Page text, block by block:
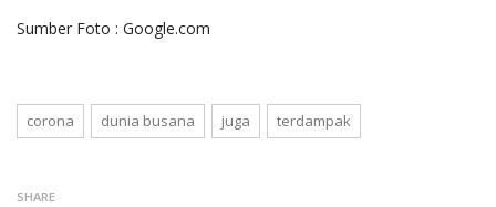
Sumber Foto : Google.com
corona dunia busana juga terdampak
SHARE